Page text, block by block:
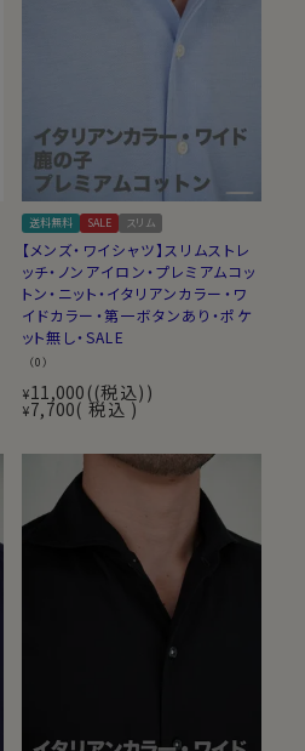
送料無料 SALE スリム
【メンズ・ワイシャツ】スリムストレ
ッチ・ノンアイロン・プレミアムコッ
トン・ニット・イタリアンカラー・ワ
イドカラー・第一ボタンあり・ポケ
ット無し・SALE
（0）
¥11,000 (税込)
¥7,700 税込